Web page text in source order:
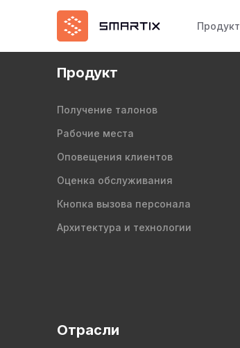
Продукт
Продукт
Получение талонов
Рабочие места
Оповещения клиентов
Оценка обслуживания
Кнопка вызова персонала
Архитектура и технологии
Отрасли